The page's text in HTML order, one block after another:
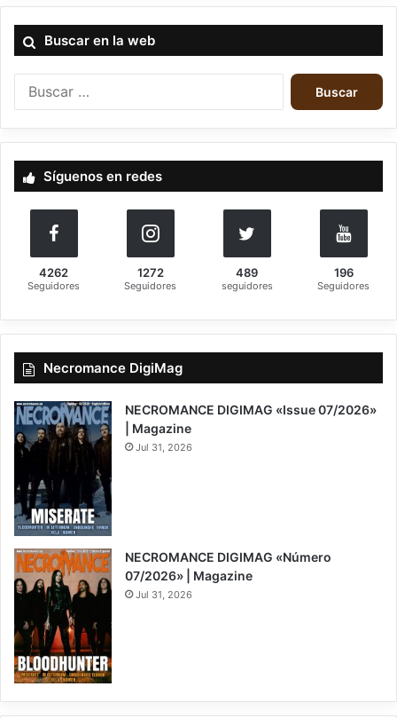
Buscar en la web
c
a
:
Síguenos en redes
4262
Seguidores
1272
Seguidores
489
seguidores
196
Seguidores
Necromance DigiMag
NECROMANCE DIGIMAG «Issue 07/2026»
| Magazine
Jul 31, 2026
NECROMANCE DIGIMAG «Número
07/2026» | Magazine
Jul 31, 2026